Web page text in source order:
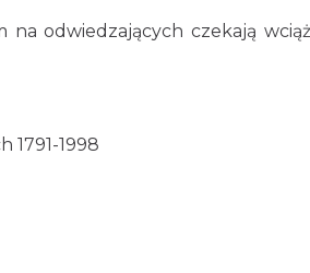
odwiedzających czekają wciąż
1791-1998